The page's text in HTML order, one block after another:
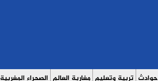
حوادث تربية وتعليم مغاربة العالم الصحراء المغربية